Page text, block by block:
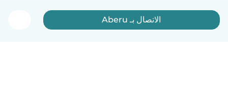
الاتصال بـ Aberu